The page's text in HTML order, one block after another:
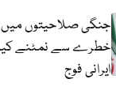
جنگی صلاحیتوں میں
خطرے سے نمٹنے
ایرانی فوج